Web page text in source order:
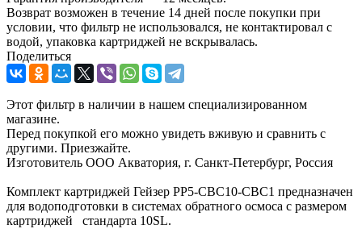
Возврат возможен в течение 14 дней после покупки при
условии, что фильтр не использовался, не контактировал с
водой, упаковка картриджей не вскрывалась.
Поделиться
Этот фильтр в наличии в нашем специализированном
магазине.
Перед покупкой его можно увидеть вживую и сравнить с
другими. Приезжайте.
Изготовитель ООО Акватория, г. Санкт-Петербург, Россия
Комплект картриджей Гейзер РР5-СВС10-СВС1 предназначен
для водоподготовки в системах обратного осмоса с размером
картриджей стандарта 10SL.